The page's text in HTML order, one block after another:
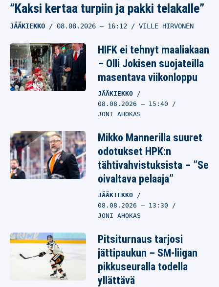
– Andrea Stella uskoo
edelleen ihmeeseen
07.08.2026– 14:32
JONI AHOKAS
Flavio Briatore
ihmeissään Alpinesta:
”En tiedä, miksi emme
Ferraria”
MOOTTORIURHEILU
07.08.2026– 14:15
JONI AHOKAS
”Kaksi kertaa turpiin ja pakki telakalle”
JÄÄKIEKKO 08.08.2026 – 16:12 VILLE HIRVONEN
HIFK ei tehnyt maaliakaan
– Olli Jokisen suojateilla
masentava viikonloppu
JÄÄKIEKKO
08.08.2026 – 15:40
JONI AHOKAS
Mikko Mannerilla suuret
odotukset HPK:n
tähtivahvistuksista – ”Se
oivaltava pelaaja”
JÄÄKIEKKO
08.08.2026 – 13:30
JONI AHOKAS
Pitsiturnaus tarjosi
jättipaukun – SM-liigan
pikkuseuralla todella
yllättävä